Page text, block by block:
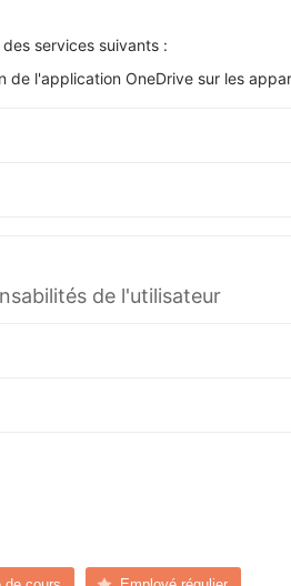
services suivants :
de l'application OneDrive sur les
de l'utilisateur